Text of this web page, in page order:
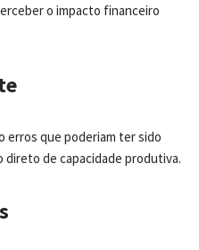
o impacto financeiro
erros que poderiam ter sido
de capacidade produtiva.